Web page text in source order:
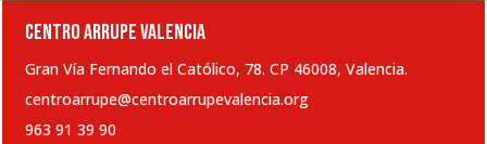
CENTRO ARRUPE VALENCIA
Gran Vía Fernando el Católico, 78. CP 46008, Valencia.
centroarrupe@centroarrupevalencia.org
963 91 39 90